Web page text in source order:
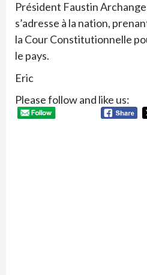
Président Faustin
s’adresse à la nation,
la Cour Constitutionnelle
le pays.
Eric
Please follow and like us: